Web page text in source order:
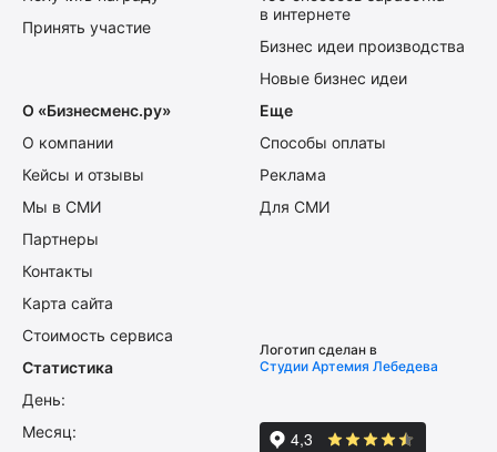
Принять участие
в интернете
Бизнес идеи производства
Новые бизнес идеи
О «Бизнесменс.ру»
О компании
Кейсы и отзывы
Мы в СМИ
Партнеры
Контакты
Карта сайта
Стоимость сервиса
Еще
Способы оплаты
Реклама
Для СМИ
Статистика
День:
Месяц:
Логотип сделан в
Студии Артемия Лебедева